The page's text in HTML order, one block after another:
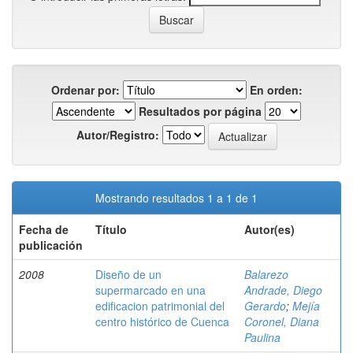
Ordenar por:
En orden:
Resultados por página
Autor/Registro:
Mostrando resultados 1 a 1 de 1
Fecha de
publicación
Título Autor(es)
2008
Diseño de un
supermarcado en una
edificacion patrimonial del
centro histórico de Cuenca
Balarezo
Andrade, Diego
Gerardo; Mejía
Coronel, Diana
Paulina